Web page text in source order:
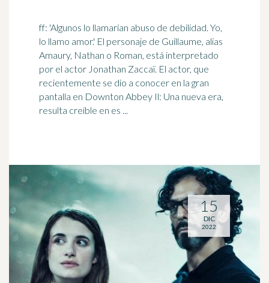
ff: 'Algunos lo llamarían abuso de debilidad. Yo,
lo llamo amor.' El personaje de Guillaume, alias
Amaury, Nathan o Roman, está interpretado
por el actor Jonathan Zaccaï. El actor, que
recientemente se dio a conocer en la gran
pantalla en Downton Abbey Il: Una nueva era,
resulta creíble en es ...
15
DIC
2022